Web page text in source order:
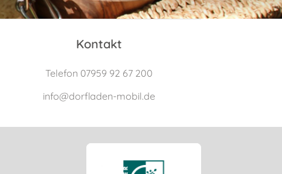
Kontakt
Telefon 07959 92 67 200
info@dorfladen-mobil.de